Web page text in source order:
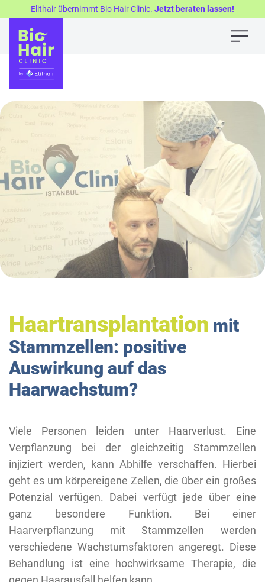
Elithair übernimmt Bio Hair Clinic. Jetzt beraten lassen!
Haartransplantation mit
Stammzellen: positive
Auswirkung auf das
Haarwachstum?
Viele Personen leiden unter Haarverlust. Eine
Verpflanzung bei der gleichzeitig Stammzellen
injiziert werden, kann Abhilfe verschaffen. Hierbei
geht es um körpereigene Zellen, die über ein großes
Potenzial verfügen. Dabei verfügt jede über eine
ganz besondere Funktion. Bei einer
Haarverpflanzung mit Stammzellen werden
verschiedene Wachstumsfaktoren angeregt. Diese
Behandlung ist eine hochwirksame Therapie, die